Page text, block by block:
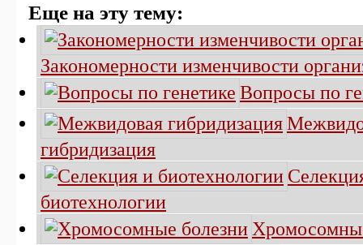
Еще на эту тему:
Закономерности изменчивости
Вопросы по
гибридизация
биотехнологии